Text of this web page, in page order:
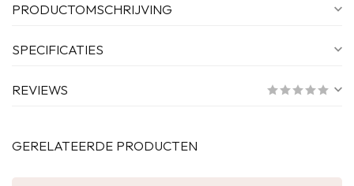
PRODUCTOMSCHRIJVING
SPECIFICATIES
REVIEWS
GERELATEERDE PRODUCTEN